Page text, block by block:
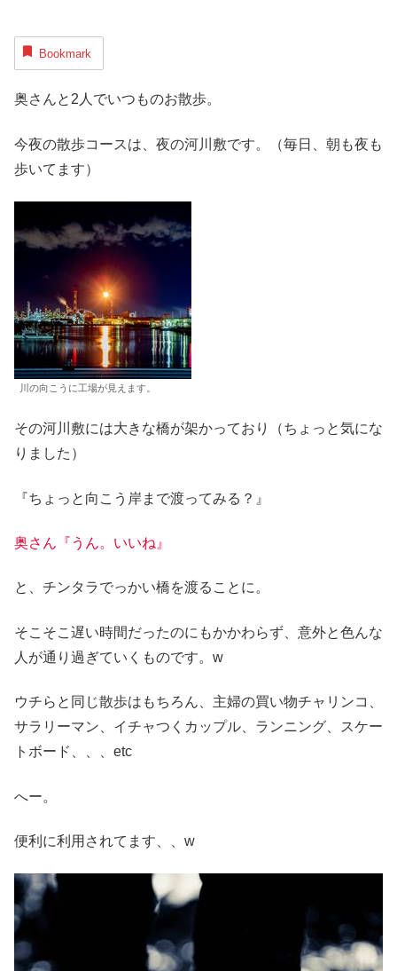
Bookmark
奥さんと2人でいつものお散歩。
今夜の散歩コースは、夜の河川敷です。（毎日、朝も夜も
歩いてます）
川の向こうに工場が見えます。
その河川敷には大きな橋が架かっており（ちょっと気にな
りました）
『ちょっと向こう岸まで渡ってみる？』
奥さん『うん。いいね』
と、チンタラでっかい橋を渡ることに。
そこそこ遅い時間だったのにもかかわらず、意外と色んな
人が通り過ぎていくものです。w
ウチらと同じ散歩はもちろん、主婦の買い物チャリンコ、
サラリーマン、イチャつくカップル、ランニング、スケー
トボード、、、etc
へー。
便利に利用されてます、、w